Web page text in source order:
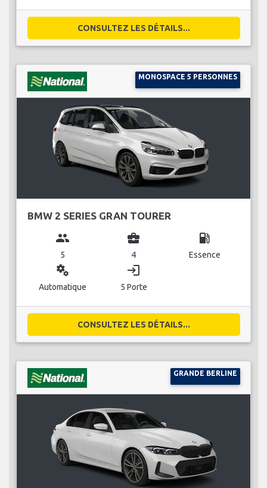
CONSULTEZ LES DÉTAILS...
MONOSPACE 5 PERSONNES
BMW 2 SERIES GRAN TOURER
group
5
business_center
4
local_gas_station
Essence
miscellaneous_services
Automatique
login
5 Porte
CONSULTEZ LES DÉTAILS...
GRANDE BERLINE